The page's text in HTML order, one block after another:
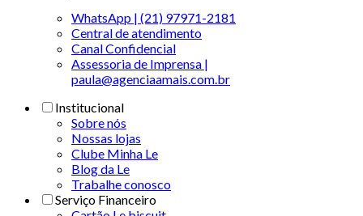
WhatsApp | (21) 97971-2181
Central de atendimento
Canal Confidencial
Assessoria de Imprensa |
paula@agenciaamais.com.br
Institucional
Sobre nós
Nossas lojas
Clube Minha Le
Blog da Le
Trabalhe conosco
Serviço Financeiro